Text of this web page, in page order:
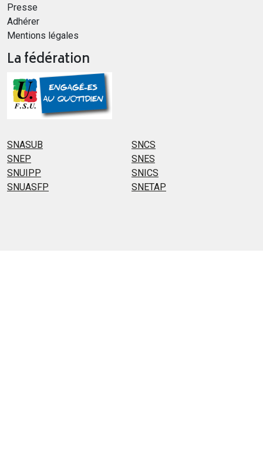
Presse
Adhérer
Mentions légales
La fédération
SNASUB
SNCS
SNEP
SNES
SNUIPP
SNICS
SNUASFP
SNETAP